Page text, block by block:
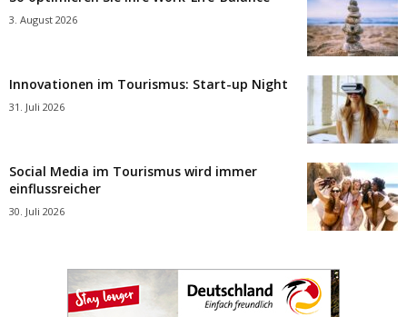
3. August 2026
Innovationen im Tourismus: Start-up Night
31. Juli 2026
Social Media im Tourismus wird immer
einflussreicher
30. Juli 2026